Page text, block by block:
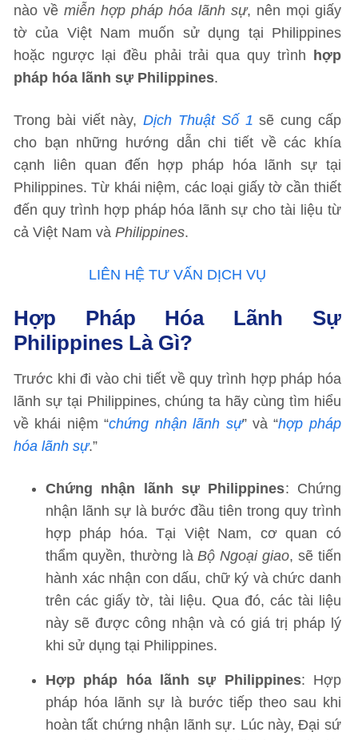
nào về miễn hợp pháp hóa lãnh sự, nên mọi giấy
tờ của Việt Nam muốn sử dụng tại Philippines
hoặc ngược lại đều phải trải qua quy trình
hợp
pháp hóa lãnh sự Philippines.
Trong bài viết này,Dịch Thuật Số 1 sẽ cung cấp
cho bạn những hướng dẫn chi tiết về các khía
cạnh liên quan đến hợp pháp hóa lãnh sự tại
Philippines. Từ khái niệm, các loại giấy tờ cần thiết
đến quy trình hợp pháp hóa lãnh sự cho tài liệu từ
cả Việt Nam và Philippines.
LIÊN HỆ TƯ VẤN DỊCH VỤ
Hợp Pháp Hóa Lãnh Sự
Philippines Là Gì?
Trước khi đi vào chi tiết về quy trình hợp pháp hóa
lãnh sự tại Philippines, chúng ta hãy cùng tìm hiểu
về khái niệm “chứng nhận lãnh sự” và “hợp pháp
hóa lãnh sự.”
Chứng nhận lãnh sự Philippines: Chứng
nhận lãnh sự là bước đầu tiên trong quy trình
hợp pháp hóa. Tại Việt Nam, cơ quan có
thẩm quyền, thường làBộ Ngoại giao, sẽ tiến
hành xác nhận con dấu, chữ ký và chức danh
trên các giấy tờ, tài liệu. Qua đó, các tài liệu
này sẽ được công nhận và có giá trị pháp lý
khi sử dụng tại Philippines.
Hợp pháp hóa lãnh sự Philippines: Hợp
pháp hóa lãnh sự là bước tiếp theo sau khi
hoàn tất chứng nhận lãnh sự. Lúc này, Đại sứ